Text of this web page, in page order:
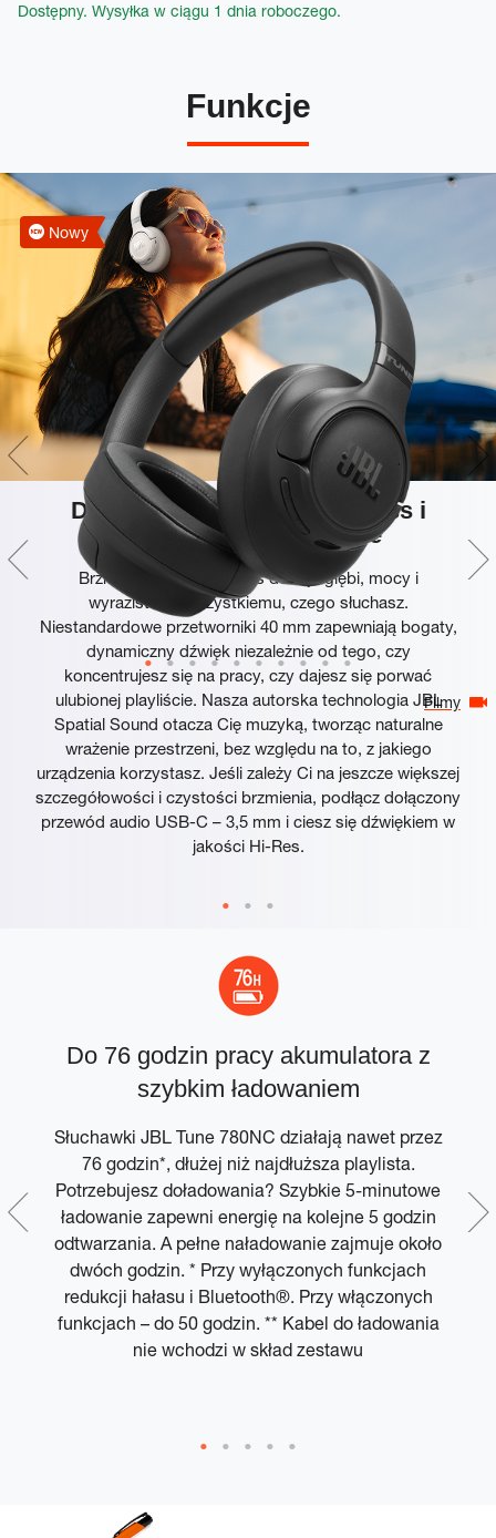
Dostępny. Wysyłka w ciągu 1 dnia roboczego.
Nowy
Filmy
Funkcje
Dźwięk Hi-Res JBL Pure Bass i
przestrzenne brzmienie
Brzmienie JBL Pure Bass dodaje głębi, mocy i
wyrazistości wszystkiemu, czego słuchasz.
Niestandardowe przetworniki 40 mm zapewniają bogaty,
dynamiczny dźwięk niezależnie od tego, czy
koncentrujesz się na pracy, czy dajesz się porwać
ulubionej playliście. Nasza autorska technologia JBL
Spatial Sound otacza Cię muzyką, tworząc naturalne
wrażenie przestrzeni, bez względu na to, z jakiego
urządzenia korzystasz. Jeśli zależy Ci na jeszcze większej
szczegółowości i czystości brzmienia, podłącz dołączony
przewód audio USB-C – 3,5 mm i ciesz się dźwiękiem w
jakości Hi-Res.
Do 76 godzin pracy akumulatora z
szybkim ładowaniem
Słuchawki JBL Tune 780NC działają nawet przez
76 godzin*, dłużej niż najdłuższa playlista.
Potrzebujesz doładowania? Szybkie 5-minutowe
ładowanie zapewni energię na kolejne 5 godzin
odtwarzania. A pełne naładowanie zajmuje około
dwóch godzin. * Przy wyłączonych funkcjach
redukcji hałasu i Bluetooth®. Przy włączonych
funkcjach – do 50 godzin. ** Kabel do ładowania
nie wchodzi w skład zestawu